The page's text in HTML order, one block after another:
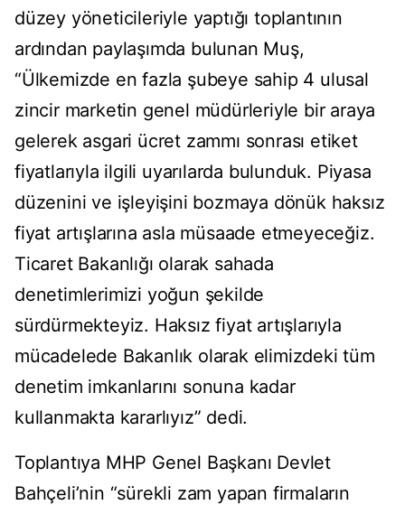
düzey yöneticileriyle yaptığı toplantının
ardından paylaşımda bulunan Muş,
“Ülkemizde en fazla şubeye sahip 4 ulusal
zincir marketin genel müdürleriyle bir araya
gelerek asgari ücret zammı sonrası etiket
fiyatlarıyla ilgili uyarılarda bulunduk. Piyasa
düzenini ve işleyişini bozmaya dönük haksız
fiyat artışlarına asla müsaade etmeyeceğiz.
Ticaret Bakanlığı olarak sahada
denetimlerimizi yoğun şekilde
sürdürmekteyiz. Haksız fiyat artışlarıyla
mücadelede Bakanlık olarak elimizdeki tüm
denetim imkanlarını sonuna kadar
kullanmakta kararlıyız” dedi.
Toplantıya MHP Genel Başkanı Devlet
Bahçeli’nin “sürekli zam yapan firmaların